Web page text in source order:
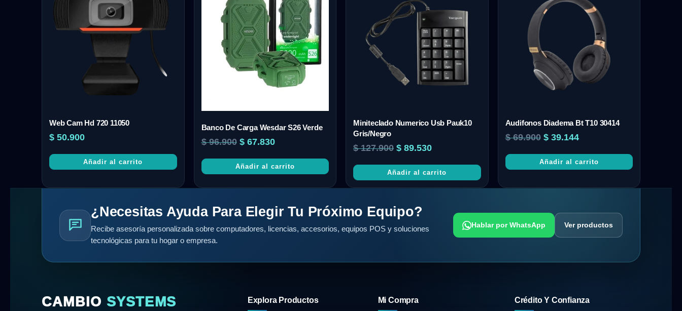
Web Cam Hd 720 11050
$ 50.900
Añadir al carrito
Banco De Carga Wesdar S26 Verde
$96.900 $67.830
Añadir al carrito
Miniteclado Numerico Usb Pauk10
Gris/Negro
$127.900 $ 89.530
Añadir al carrito
Audifonos Diadema Bt T10 30414
$69.900 $39.144
Añadir al carrito
¿Necesitas Ayuda Para Elegir Tu Próximo Equipo?
Recibe asesoría personalizada sobre computadores, licencias, accesorios, equipos POS y soluciones
tecnológicas para tu hogar o empresa.
Hablar por WhatsApp Ver productos
CAMBIO SYSTEMS Explora Productos Mi Compra Crédito Y Confianza